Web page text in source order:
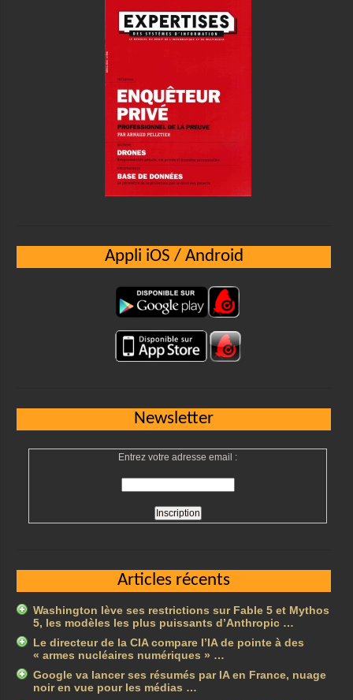
Appli iOS / Android
Newsletter
Entrez votre adresse email :
Articles récents
Washington lève ses restrictions sur Fable 5 et Mythos
5, les modèles les plus puissants d’Anthropic …
Le directeur de la CIA compare l’IA de pointe à des
« armes nucléaires numériques » …
Google va lancer ses résumés par IA en France, nuage
noir en vue pour les médias …